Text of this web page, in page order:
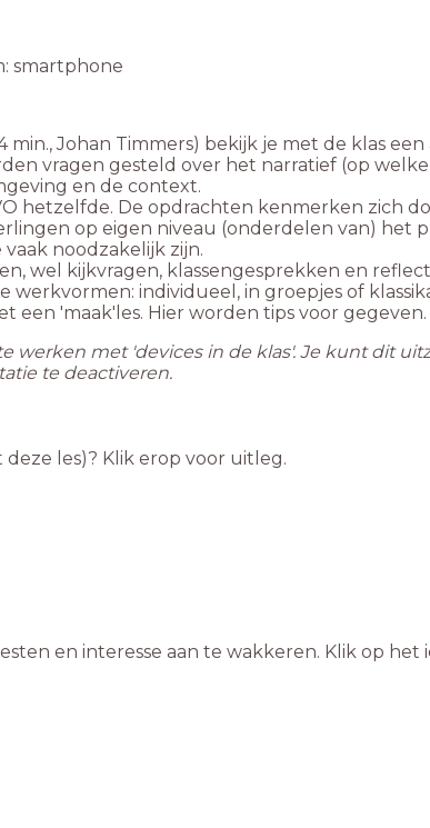
smartphone
min., Johan Timmers) bekijk je met de klas
vragen gesteld over het narratief (op
en de context.
hetzelfde. De opdrachten kenmerken zich
op eigen niveau (onderdelen van) het
vaak noodzakelijk zijn.
wel kijkvragen, klassengesprekken en
individueel, in groepjes of
een 'maak'les. Hier worden tips voor gegeven.
werken met 'devices in de klas'. Je kunt dit
te deactiveren.
les)? Klik erop voor uitleg.
en interesse aan te wakkeren. Klik op het